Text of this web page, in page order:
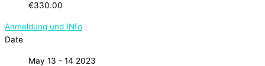
€330.00
Anmeldung und INfo
Date
May 13 - 14 2023